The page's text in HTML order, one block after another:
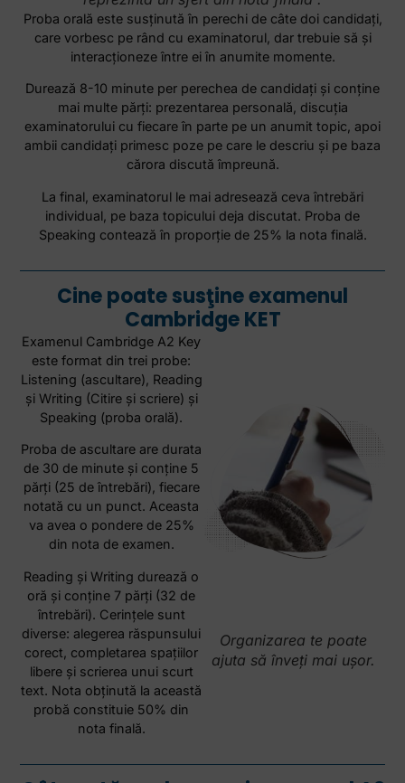
Proba orală este susţinută în perechi de câte doi candidaţi,
care vorbesc pe rând cu examinatorul, dar trebuie să şi
interacţioneze între ei în anumite momente.
Durează 8-10 minute per perechea de candidaţi şi conţine
mai multe părţi: prezentarea personală, discuţia
examinatorului cu fiecare în parte pe un anumit topic, apoi
ambii candidaţi primesc poze pe care le descriu şi pe baza
cărora discută împreună.
La final, examinatorul le mai adresează ceva întrebări
individual, pe baza topicului deja discutat. Proba de
Speaking contează în proporţie de 25% la nota finală.
Cine poate susţine examenul
Cambridge KET
Examenul Cambridge A2 Key
este format din trei probe:
Listening (ascultare), Reading
şi Writing (Citire şi scriere) şi
Speaking (proba orală).
Proba de ascultare are durata
de 30 de minute şi conţine 5
părţi (25 de întrebări), fiecare
notată cu un punct. Aceasta
va avea o pondere de 25%
din nota de examen.
Reading şi Writing durează o
oră şi conţine 7 părţi (32 de
întrebări). Cerinţele sunt
diverse: alegerea răspunsului
corect, completarea spaţiilor
libere şi scrierea unui scurt
text. Nota obţinută la această
probă constituie 50% din
nota finală.
Organizarea te poate
ajuta să înveți mai ușor.